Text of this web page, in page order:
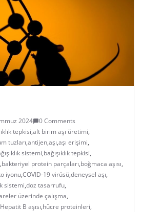
2024
0 Comments
tepkisi,alt birim aşı üretimi,
tuzları,antijen,aşı,aşı erişimi,
sistemi,bağışıklık tepkisi,
,bakteriyel protein parçaları,boğmaca aşısı,
iyonu,COVID-19 virüsü,deneysel aşı,
sistemi,doz tasarrufu,
üzerinde çalışma,
Hepatit B aşısı,hücre proteinleri,